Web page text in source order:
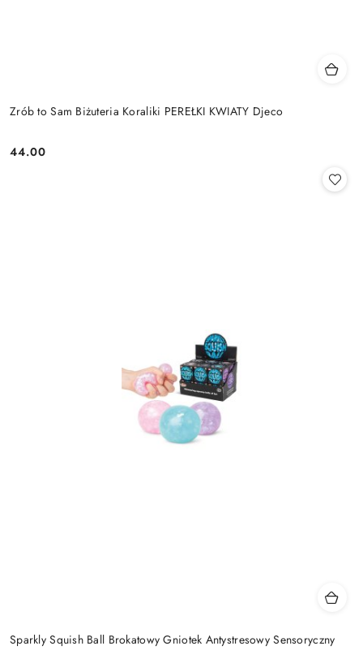
Zrób to Sam Biżuteria Koraliki PEREŁKI KWIATY Djeco
Cena:
44.00
Sparkly Squish Ball Brokatowy Gniotek Antystresowy Sensoryczny